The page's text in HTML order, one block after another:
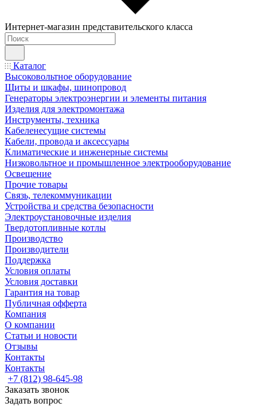
Интернет-магазин представительского класса
Каталог
Высоковольтное оборудование
Щиты и шкафы, шинопровод
Генераторы электроэнергии и элементы питания
Изделия для электромонтажа
Инструменты, техника
Кабеленесущие системы
Кабели, провода и аксессуары
Климатические и инженерные системы
Низковольтное и промышленное электрооборудование
Освещение
Прочие товары
Связь, телекоммуникации
Устройства и средства безопасности
Электроустановочные изделия
Твердотопливные котлы
Производство
Производители
Поддержка
Условия оплаты
Условия доставки
Гарантия на товар
Публичная офферта
Компания
О компании
Статьи и новости
Отзывы
Контакты
Контакты
+7 (812) 98-645-98
Заказать звонок
Задать вопрос